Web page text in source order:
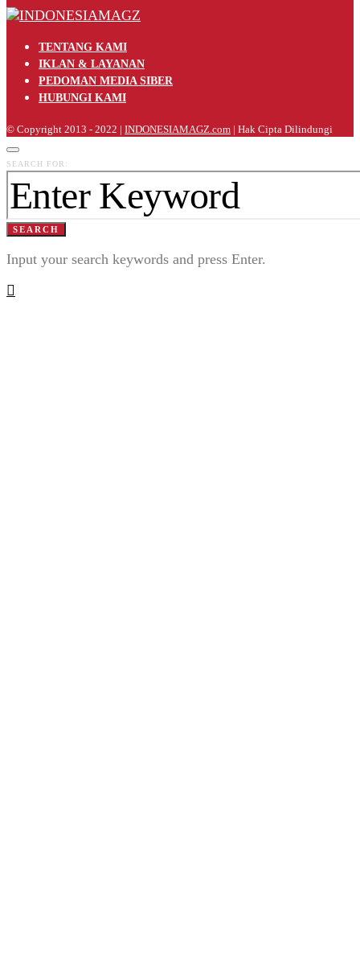
TENTANG KAMI
IKLAN & LAYANAN
PEDOMAN MEDIA SIBER
HUBUNGI KAMI
© Copyright 2013 - 2022 | INDONESIAMAGZ.com | Hak Cipta Dilindungi
SEARCH FOR:
SEARCH
Input your search keywords and press Enter.